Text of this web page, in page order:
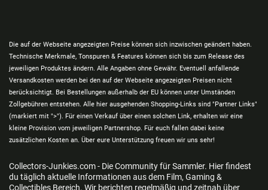
Die auf der Webseite angezeigten Preise können sich inzwischen geändert haben.
Technische Merkmale, Tonspuren & Features können sich bis zum Release des
jeweiligen Produktes ändern. Alle Angaben ohne Gewähr. Eventuell anfallende
Versandkosten werden bei den auf der Webseite angezeigten Preisen nicht
berücksichtigt. Bei Bestellungen außerhalb der EU können unter Umständen
Zollgebühren entstehen. Alle hier ausgehenden Shopping-Links sind "Partner Links"
(markiert mit ">"). Für einen Verkauf über einen solchen Link, erhalten wir eine
kleine Provision vom jeweiligen Partnershop. Für euch fallen dabei keine
zusätzlichen Kosten an. Über eure Unterstützung freuen wir uns sehr!
Collectors-Junkies.com - Die Community für Sammler. Hier findest
du täglich aktuelle Informationen aus dem Film, Gaming &
Collectibles Bereich. Wir berichten regelmäßig und zeitnah über